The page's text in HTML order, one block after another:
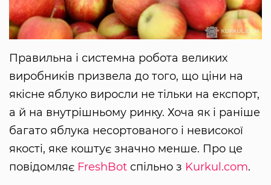
Правильна і системна робота великих
виробників призвела до того, що ціни на
якісне яблуко виросли не тільки на експорт,
а й на внутрішньому ринку. Хоча як і раніше
багато яблука несортованого і невисокої
якості, яке коштує значно менше. Про це
повідомляє FreshBot спільно з Kurkul.com.